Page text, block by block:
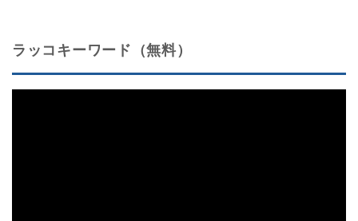
ラッコキーワード（無料）